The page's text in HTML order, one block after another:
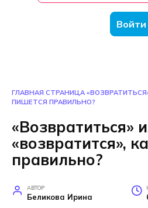
Войти
ГЛАВНАЯ СТРАНИЦА
ПИШЕТСЯ ПРАВИЛЬНО?
«Возвратиться»
«возвратится»,
правильно?
АВТОР
Беликова Ирина